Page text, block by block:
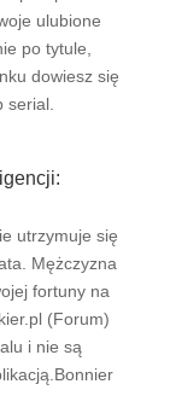
ulubione
po tytule,
dowiesz się
serial.
utrzymuje się
Mężczyzna
fortuny na
(Forum)
i nie są